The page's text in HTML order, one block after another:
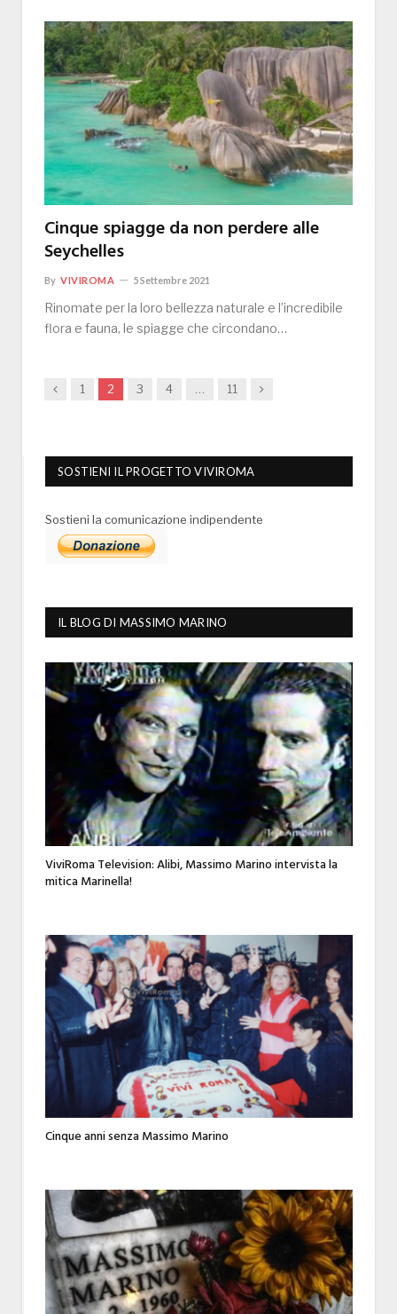
Cinque spiagge da non perdere alle
Seychelles
By VIVIROMA 5 Settembre 2021
Rinomate per la loro bellezza naturale e l’incredibile
flora e fauna, le spiagge che circondano…
Previous
1 2 3 4 … 11 Next
SOSTIENI IL PROGETTO VIVIROMA
Sostieni la comunicazione indipendente
IL BLOG DI MASSIMO MARINO
ViviRoma Television: Alibi, Massimo Marino intervista la
mitica Marinella!
Cinque anni senza Massimo Marino